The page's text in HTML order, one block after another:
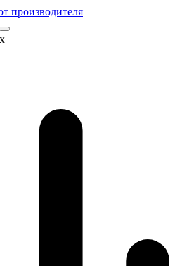
производителя